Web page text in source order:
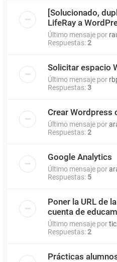
[Solucionado,
LifeRay a
Último mensaje por
Respuestas:2
Solicitar espacio
Último mensaje por
Respuestas:3
Crear Wordpress
Último mensaje por
Respuestas:2
Google Analytics
Último mensaje por
Respuestas: 5
Poner la URL de
cuenta de
Último mensaje por
Respuestas:2
Prácticas